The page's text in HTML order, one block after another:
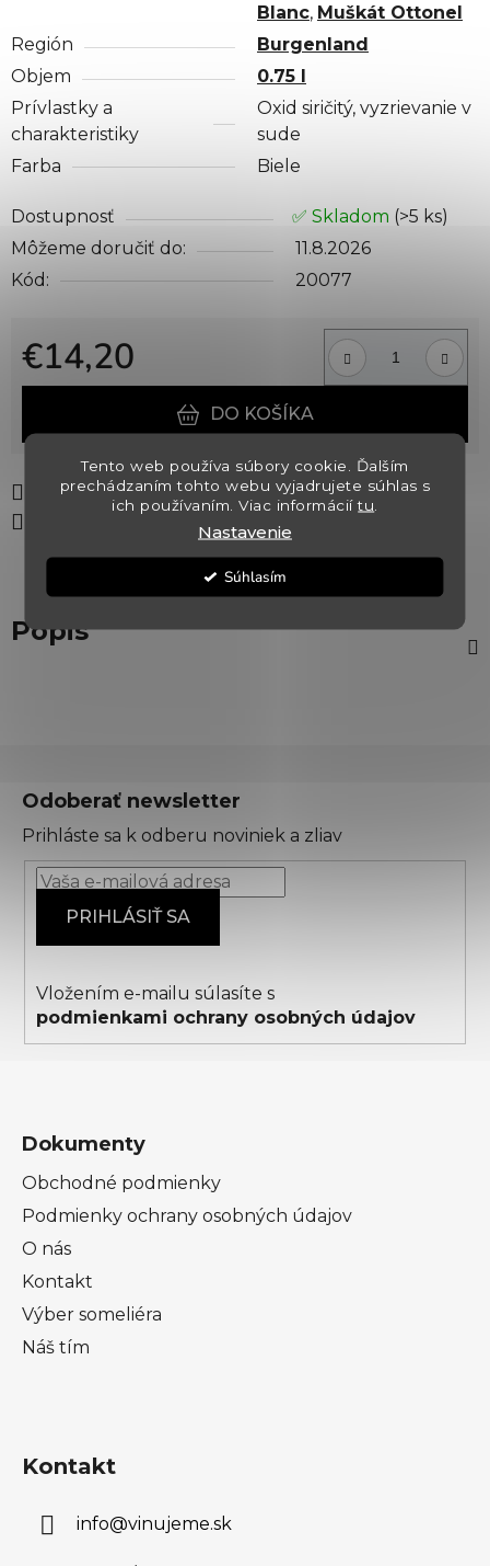
Tento web používa súbory cookie. Ďalším
prechádzaním tohto webu vyjadrujete súhlas s
ich používaním. Viac informáciítu
Nastavenie
Súhlasím
Blanc, Muškát Ottonel
Región
Burgenland
Objem
0.75 l
Prívlastky a
charakteristiky
Oxid siričitý, vyzrievanie v
sude
Farba
Biele
Dostupnosť ✅ Skladom (>5 ks)
Môžeme doručiť do:
11.8.2026
Kód:
20077
€14,20
Jednotková cena:
DO KOŠÍKA
Tlač Opýtať sa
Strážiť
Popis
Odoberať newsletter
Prihláste sa k odberu noviniek a zliav
PRIHLÁSIŤ SA
Vložením e-mailu súlasíte s
podmienkami ochrany osobných údajov
Dokumenty
Obchodné podmienky
Podmienky ochrany osobných údajov
O nás
Kontakt
Výber someliéra
Náš tím
Kontakt
info@vinujeme.sk